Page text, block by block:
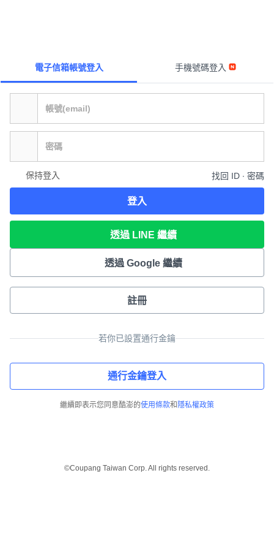
電子信箱帳號登入 手機號碼登入
保持登入 找回 ID ∙ 密碼
登入
透過 LINE 繼續
透過 Google 繼續
註冊
若你已設置通行金鑰
通行金鑰登入
繼續即表示您同意酷澎的使用條款和 隱私權政策
©Coupang Taiwan Corp. All rights reserved.